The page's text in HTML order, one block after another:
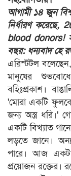
আগামী ১৪ জুন
নির্ধারণ
blood donors!
বছর: ধন্যবাদ হে
এরিস্টটল
মানুষের
বহিঃপ্রকাশ।
'মোরা একটি
জন্য অস্ত্র ধরি।'
একটি বিখ্যাত
লড়তে জানে।
পারে। আজ
প্রয়োজন রক্তের।